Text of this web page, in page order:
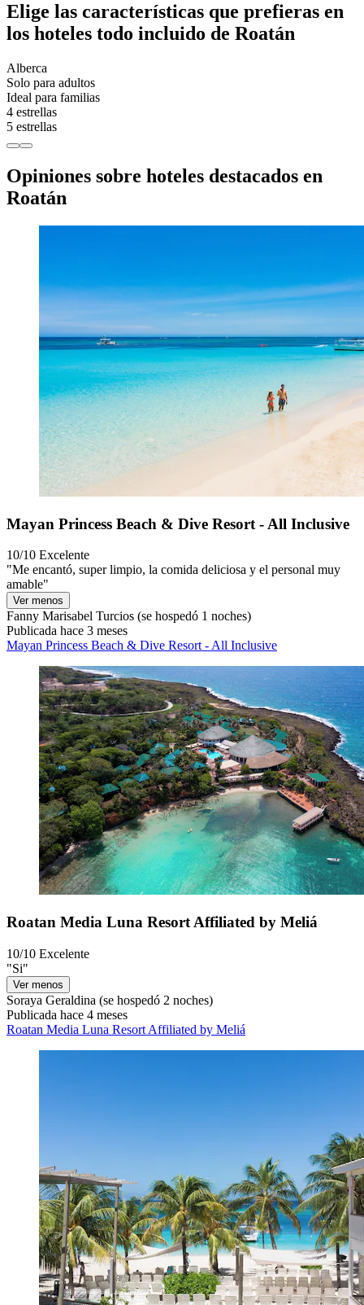
Elige las características que prefieras en
los hoteles todo incluido de Roatán
Alberca
Solo para adultos
Ideal para familias
4 estrellas
5 estrellas
Opiniones sobre hoteles destacados en
Roatán
Mayan Princess Beach & Dive Resort - All Inclusive
10/10 Excelente
"Me encantó, super limpio, la comida deliciosa y el personal muy
amable"
Ver menos
Fanny Marisabel Turcios (se hospedó 1 noches)
Publicada hace 3 meses
Mayan Princess Beach & Dive Resort - All Inclusive
Roatan Media Luna Resort Affiliated by Meliá
10/10 Excelente
"Si"
Ver menos
Soraya Geraldina (se hospedó 2 noches)
Publicada hace 4 meses
Roatan Media Luna Resort Affiliated by Meliá